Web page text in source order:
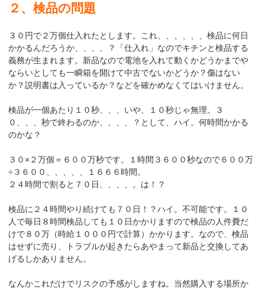
２、検品の問題
３０円で２万個仕入れたとします。これ、、、、、、検品に何日
かかるんだろうか、、、、？「仕入れ」なのでキチンと検品する
義務が生まれます。新品なので電池を入れて動くかどうかまでや
ならいとしても一瞬箱を開けて中古でないかどうか？傷はない
か？説明書は入っているか？などを確かめなくてはいけません。
検品が一個あたり１０秒、、、いや、１０秒じゃ無理。３
０、、、秒で終わるのか、、、、？として、ハイ。何時間かかる
のかな？
３０×２万個＝６００万秒です。１時間３６００秒なので６００万
÷３６００、、、、、１６６６時間。
２４時間で割ると７０日、、、、。は！？
検品に２４時間やり続けても７０日！？ハイ。不可能です。１０
人で毎日８時間検品しても１０日かかりますので検品の人件費だ
けで８０万（時給１０００円で計算）かかります。なので、検品
はせずに売り、トラブルが起きたらあやまって新品と交換してあ
げるしかありません。
なんかこれだけでリスクの予感がしますね。当然購入する場所か